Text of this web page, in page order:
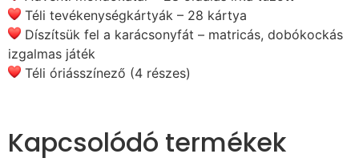
Téli tevékenységkártyák – 28 kártya
Díszítsük fel a karácsonyfát – matricás, dobókockás
izgalmas játék
Téli óriásszínező (4 részes)
Kapcsolódó termékek